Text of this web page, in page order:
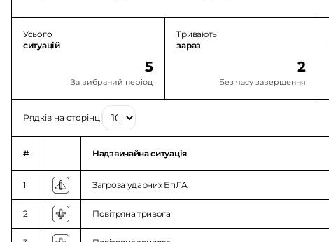
Усього
ситуацій
5
За вибраний період
Тривають
зараз
2
Без часу завершення
Рядків на сторінці
# Надзвичайна ситуація
1 Загроза ударних БпЛА
2 Повітряна тривога